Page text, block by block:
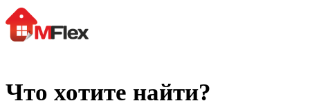
Что хотите найти?